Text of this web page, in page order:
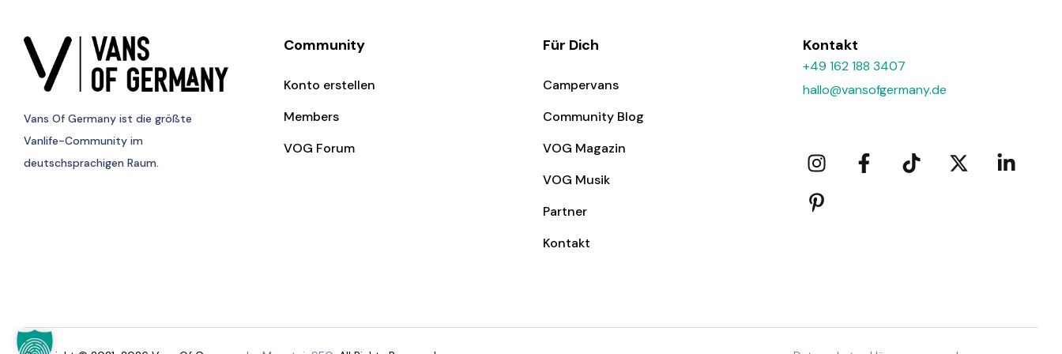
Vans Of Germany ist die größte
Vanlife-Community im
deutschsprachigen Raum.
Community
Konto erstellen
Members
VOG Forum
Für Dich
Campervans
Community Blog
VOG Magazin
VOG Musik
Partner
Kontakt
Kontakt
+49 162 188 3407
hallo@vansofgermany.de